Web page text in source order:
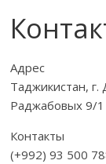
Адрес
Таджикистан,
Раджабовых 9/1
Контакты
(+992) 93 500